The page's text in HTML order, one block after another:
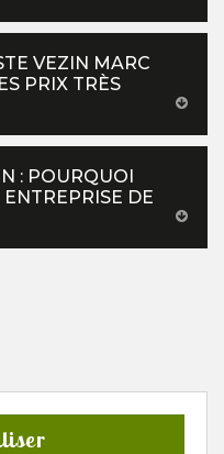
VEZIN MARC
PRIX TRÈS
: POURQUOI
DE